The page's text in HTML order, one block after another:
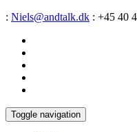
: Niels@andtalk.dk : +45 40
Toggle navigation